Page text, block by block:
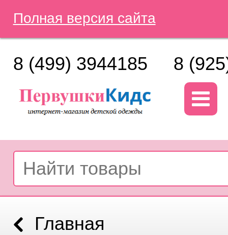
Полная версия сайта
8 (499) 3944185 8
Главная